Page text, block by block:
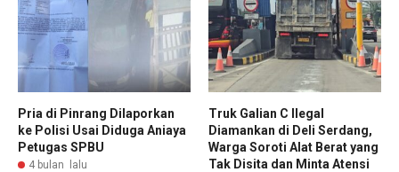
Pria di Pinrang Dilaporkan
ke Polisi Usai Diduga Aniaya
Petugas SPBU
4 bulan lalu
Truk Galian C Ilegal
Diamankan di Deli Serdang,
Warga Soroti Alat Berat yang
Tak Disita dan Minta Atensi